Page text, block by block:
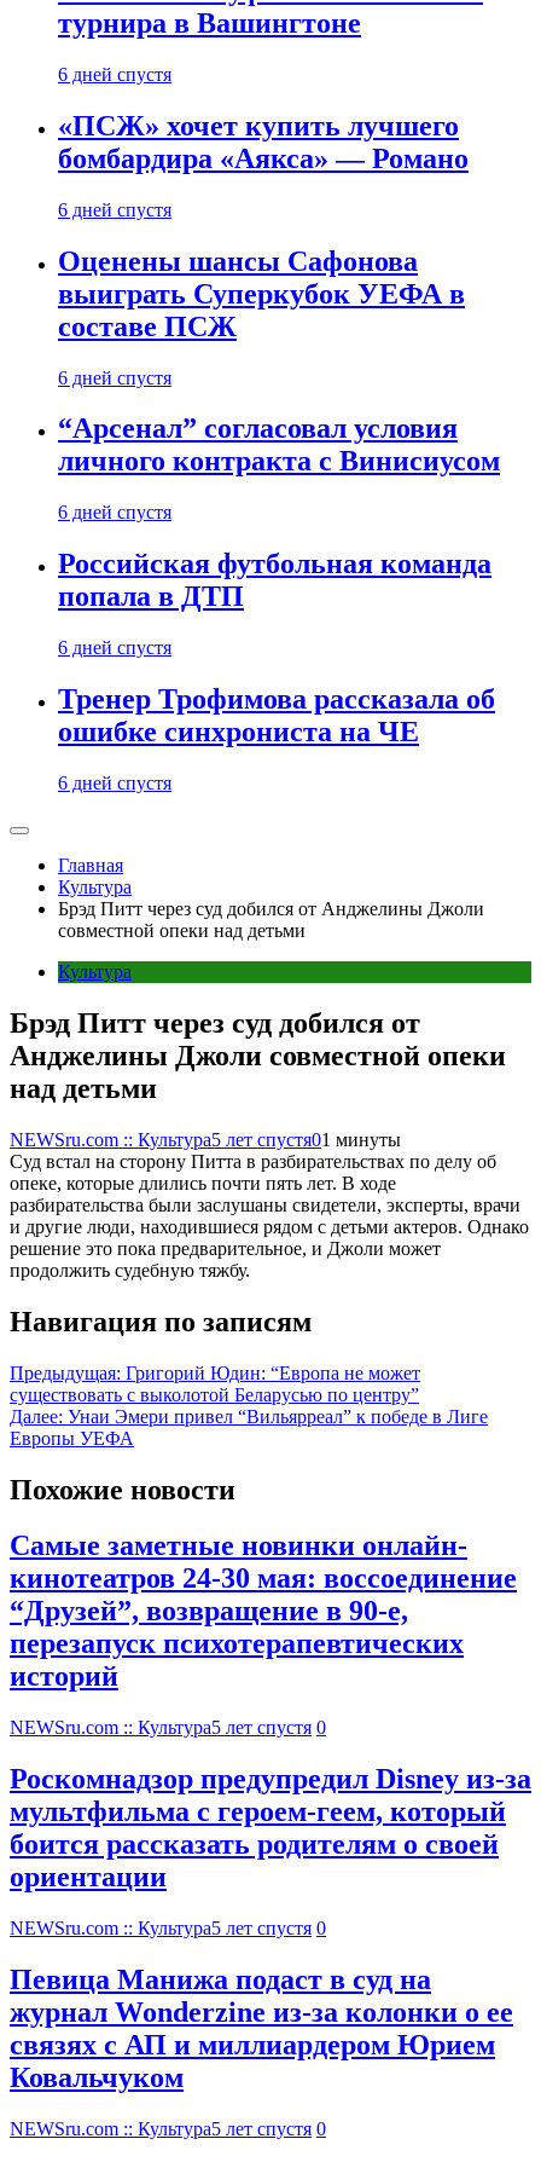
турнира в Вашингтоне
6 дней спустя
«ПСЖ» хочет купить лучшего
бомбардира «Аякса» — Романо
6 дней спустя
Оценены шансы Сафонова
выиграть Суперкубок УЕФА в
составе ПСЖ
6 дней спустя
“Арсенал” согласовал условия
личного контракта с Винисиусом
6 дней спустя
Российская футбольная команда
попала в ДТП
6 дней спустя
Тренер Трофимова рассказала об
ошибке синхрониста на ЧЕ
6 дней спустя
Главная
Культура
Брэд Питт через суд добился от Анджелины Джоли
совместной опеки над детьми
Культура
Брэд Питт через суд добился от
Анджелины Джоли совместной опеки
над детьми
NEWSru.com :: Культура5 лет спустя01 минуты
Суд встал на сторону Питта в разбирательствах по делу об
опеке, которые длились почти пять лет. В ходе
разбирательства были заслушаны свидетели, эксперты, врачи
и другие люди, находившиеся рядом с детьми актеров. Однако
решение это пока предварительное, и Джоли может
продолжить судебную тяжбу.
Навигация по записям
Предыдущая: Григорий Юдин: “Европа не может
существовать с выколотой Беларусью по центру”
Далее: Унаи Эмери привел “Вильярреал” к победе в Лиге
Европы УЕФА
Похожие новости
Самые заметные новинки онлайн-
кинотеатров 24-30 мая: воссоединение
“Друзей”, возвращение в 90-е,
перезапуск психотерапевтических
историй
NEWSru.com :: Культура5 лет спустя 0
Роскомнадзор предупредил Disney из-за
мультфильма c героем-геем, который
боится рассказать родителям о своей
ориентации
NEWSru.com :: Культура5 лет спустя 0
Певица Манижа подаст в суд на
журнал Wonderzine из-за колонки о ее
связях с АП и миллиардером Юрием
Ковальчуком
NEWSru.com :: Культура5 лет спустя 0